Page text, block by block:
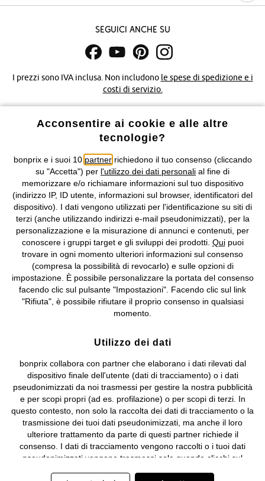
Seguici anche su
I prezzi sono IVA inclusa. Non includono le spese di spedizione e i
costi di servizio.
Condizioni di vendita Accessibilità
Informazioni legali Diritto di recesso
© 2026 bonprix.Tutti i diritti riservati.
bonprix S.r.l. con socio unico, sede legale: via Adua 33 - 13855
Valdengo (BI) C.F. 01510910027 - P.I. 01939830020, Reg. Imprese di
Biella n. 01510910027, R.E.A. BI - 171345, N. Reg. Pile:
IT09060P00000858, N. Reg. AEE: IT08020000002105 Capitale
Sociale: euro 1.000.000 i.v, Società soggetta all'attività di direzione
e coordinamento di bonprix Beteiligungs -Verwaltungsgesellschaft
mbH.
Acconsentire ai cookie e alle altre
tecnologie?
bonprix e i suoi 10 partnerrichiedono il tuo consenso (cliccando
su "Accetta") per l'utilizzo dei dati personali al fine di
memorizzare e/o richiamare informazioni sul tuo dispositivo
(indirizzo IP, ID utente, informazioni sul browser, identificatori del
dispositivo). I dati vengono utilizzati per l'identificazione su siti di
terzi (anche utilizzando indirizzi e-mail pseudonimizzati), per la
personalizzazione e la misurazione di annunci e contenuti, per
conoscere i gruppi target e gli sviluppi dei prodotti. Quipuoi
trovare in ogni momento ulteriori informazioni sul consenso
(compresa la possibilità di revocarlo) e sulle opzioni di
impostazione. È possibile personalizzare la portata del consenso
facendo clic sul pulsante "Impostazioni". Facendo clic sul link
"Rifiuta", è possibile rifiutare il proprio consenso in qualsiasi
momento.
Utilizzo dei dati
bonprix collabora con partner che elaborano i dati rilevati dal
dispositivo finale dell'utente (dati di tracciamento) o i dati
pseudonimizzati da noi trasmessi per gestire la nostra pubblicità
e per scopi propri (ad es. profilazione) o per scopi di terzi. In
questo contesto, non solo la raccolta dei dati di tracciamento o la
trasmissione dei tuoi dati pseudonimizzati, ma anche il loro
ulteriore trattamento da parte di questi partner richiede il
consenso. I dati di tracciamento vengono raccolti o i tuoi dati
pseudonimizzati vengono trasmessi solo quando clicchi sul